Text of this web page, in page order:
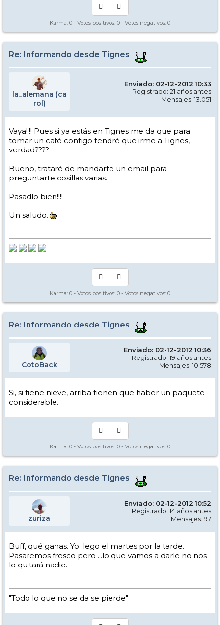
Karma: 0 - Votos positivos: 0 - Votos negativos: 0
Re: Informando desde Tignes
la_alemana (ca
rol)
Enviado: 02-12-2012 10:33
Registrado: 21 años antes
Mensajes: 13.051
Vaya!!!! Pues si ya estás en Tignes me da que para
tomar un café contigo tendré que irme a Tignes,
verdad????
Bueno, trataré de mandarte un email para
preguntarte cosillas varias.
Pasadlo bien!!!!
Un saludo.
Karma: 0 - Votos positivos: 0 - Votos negativos: 0
Re: Informando desde Tignes
CotoBack
Enviado: 02-12-2012 10:36
Registrado: 19 años antes
Mensajes: 10.578
Si, si tiene nieve, arriba tienen que haber un paquete
considerable.
Karma: 0 - Votos positivos: 0 - Votos negativos: 0
Re: Informando desde Tignes
zuriza
Enviado: 02-12-2012 10:52
Registrado: 14 años antes
Mensajes: 97
Buff, qué ganas. Yo llego el martes por la tarde.
Pasaremos fresco pero ...lo que vamos a darle no nos
lo quitará nadie.
"Todo lo que no se da se pierde"